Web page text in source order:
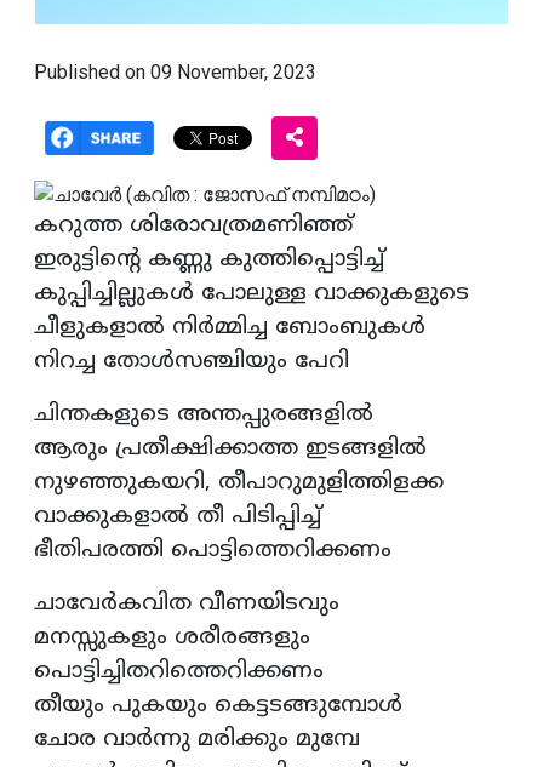
Published on 09 November, 2023
കറുത്ത ശിരോവത്രമണിഞ്ഞ്
ഇരുട്ടിന്റെ കണ്ണു കുത്തിപ്പൊട്ടിച്ച്
കുപ്പിച്ചില്ലുകൾ പോലുള്ള വാക്കുകളുടെ
ചീളുകളാൽ നിർമ്മിച്ച ബോംബുകൾ
നിറച്ച തോൾസഞ്ചിയും പേറി
ചിന്തകളുടെ അന്തപ്പുരങ്ങളിൽ
ആരും പ്രതീക്ഷിക്കാത്ത ഇടങ്ങളിൽ
നുഴഞ്ഞുകയറി, തീപാറുമുളിത്തിളക്ക
വാക്കുകളാൽ തീ പിടിപ്പിച്ച്
ഭീതിപരത്തി പൊട്ടിത്തെറിക്കണം
ചാവേർകവിത വീണയിടവും
മനസ്സുകളും ശരീരങ്ങളും
പൊട്ടിച്ചിതറിത്തെറിക്കണം
തീയും പുകയും കെട്ടടങ്ങുമ്പോൾ
ചോര വാർന്നു മരിക്കും മുമ്പേ